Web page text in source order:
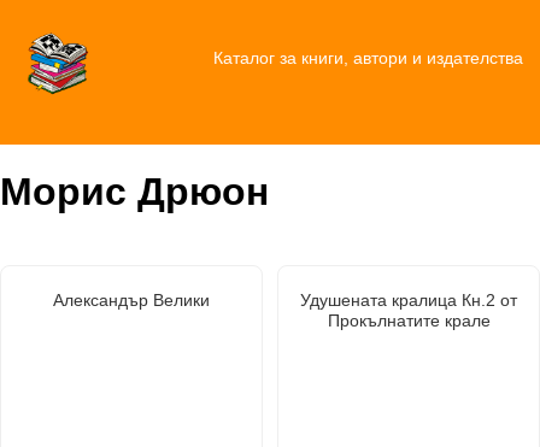
Каталог за книги, автори и издателства
Морис Дрюон
Александър Велики
Удушената кралица Кн.2 от
Прокълнатите крале